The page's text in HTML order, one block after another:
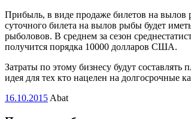
Прибыль, в виде продаже билетов на вылов
суточного билета на вылов рыбы будет
рыболовов. В среднем за сезон
получится порядка 10000 долларов США.
Затраты по этому бизнесу будут
идея для тех кто нацелен на долгосрочные
16.10.2015 Abat